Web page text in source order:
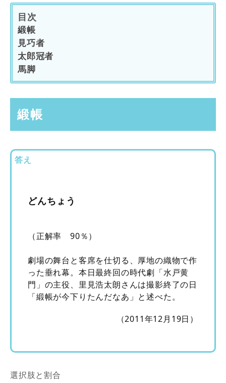
目次
緞帳
見巧者
太郎冠者
馬脚
緞帳
答え
どんちょう
（正解率 90％）
劇場の舞台と客席を仕切る、厚地の織物で作
った垂れ幕。本日最終回の時代劇「水戸黄
門」の主役、里見浩太朗さんは撮影終了の日
「緞帳が今下りたんだなあ」と述べた。
（2011年12月19日）
選択肢と割合